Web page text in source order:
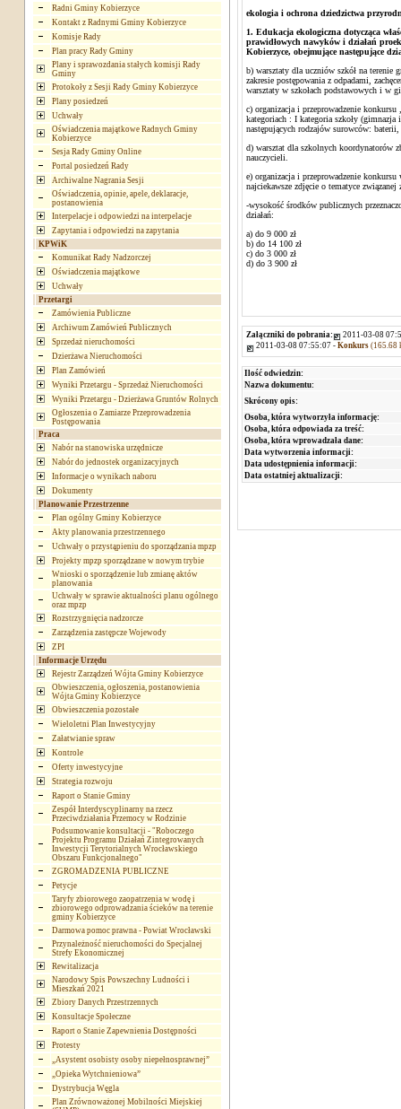
Radni Gminy Kobierzyce
Kontakt z Radnymi Gminy Kobierzyce
Komisje Rady
Plan pracy Rady Gminy
Plany i sprawozdania stałych komisji Rady
Gminy
Protokoły z Sesji Rady Gminy Kobierzyce
Plany posiedzeń
Uchwały
Oświadczenia majątkowe Radnych Gminy
Kobierzyce
Sesja Rady Gminy Online
Portal posiedzeń Rady
Archiwalne Nagrania Sesji
Oświadczenia, opinie, apele, deklaracje,
postanowienia
Interpelacje i odpowiedzi na interpelacje
Zapytania i odpowiedzi na zapytania
KPWiK
Komunikat Rady Nadzorczej
Oświadczenia majątkowe
Uchwały
Przetargi
Zamówienia Publiczne
Archiwum Zamówień Publicznych
Sprzedaż nieruchomości
Dzierżawa Nieruchomości
Plan Zamówień
Wyniki Przetargu - Sprzedaż Nieruchomości
Wyniki Przetargu - Dzierżawa Gruntów Rolnych
Ogłoszenia o Zamiarze Przeprowadzenia
Postępowania
Praca
Nabór na stanowiska urzędnicze
Nabór do jednostek organizacyjnych
Informacje o wynikach naboru
Dokumenty
Planowanie Przestrzenne
Plan ogólny Gminy Kobierzyce
Akty planowania przestrzennego
Uchwały o przystąpieniu do sporządzania mpzp
Projekty mpzp sporządzane w nowym trybie
Wnioski o sporządzenie lub zmianę aktów
planowania
Uchwały w sprawie aktualności planu ogólnego
oraz mpzp
Rozstrzygnięcia nadzorcze
Zarządzenia zastępcze Wojewody
ZPI
Informacje Urzędu
Rejestr Zarządzeń Wójta Gminy Kobierzyce
Obwieszczenia, ogłoszenia, postanowienia
Wójta Gminy Kobierzyce
Obwieszczenia pozostałe
Wieloletni Plan Inwestycyjny
Załatwianie spraw
Kontrole
Oferty inwestycyjne
Strategia rozwoju
Raport o Stanie Gminy
Zespół Interdyscyplinarny na rzecz
Przeciwdziałania Przemocy w Rodzinie
Podsumowanie konsultacji - "Roboczego
Projektu Programu Działań Zintegrowanych
Inwestycji Terytorialnych Wrocławskiego
Obszaru Funkcjonalnego"
ZGROMADZENIA PUBLICZNE
Petycje
Taryfy zbiorowego zaopatrzenia w wodę i
zbiorowego odprowadzania ścieków na terenie
gminy Kobierzyce
Darmowa pomoc prawna - Powiat Wrocławski
Przynależność nieruchomości do Specjalnej
Strefy Ekonomicznej
Rewitalizacja
Narodowy Spis Powszechny Ludności i
Mieszkań 2021
Zbiory Danych Przestrzennych
Konsultacje Społeczne
Raport o Stanie Zapewnienia Dostępności
Protesty
„Asystent osobisty osoby niepełnosprawnej”
„Opieka Wytchnieniowa”
Dystrybucja Węgla
Plan Zrównoważonej Mobilności Miejskiej
ekologia i ochrona dziedzictwa
1. Edukacja ekologiczna dotycząca
prawidłowych nawyków i działań
Kobierzyce, obejmujące następujące
b) warsztaty dla uczniów szkół na terenie
zakresie postępowania z odpadami,
warsztaty w szkołach podstawowych i w
c) organizacja i przeprowadzenie
kategoriach : I kategoria szkoły
następujących rodzajów surowców:
d) warsztat dla szkolnych koordynatorów
nauczycieli.
e) organizacja i przeprowadzenie
najciekawsze zdjęcie o tematyce
-wysokość środków publicznych
działań:
a) do 9 000 zł
b) do 14 100 zł
c) do 3 000 zł
d) do 3 900 zł
Załączniki do pobrania:
2011-03-08
2011-03-08 07:55:07 - Konkurs(165.68
Ilość odwiedzin:
Nazwa dokumentu:
Skrócony opis:
Osoba, która wytworzyła informację:
Osoba, która odpowiada za treść:
Osoba, która wprowadzała dane:
Data wytworzenia informacji:
Data udostępnienia informacji:
Data ostatniej aktualizacji: